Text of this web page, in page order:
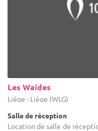
Les Waides
Liège - Liège (WLG)
Salle de réception
Location de salle de